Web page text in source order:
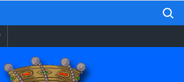
Ebando